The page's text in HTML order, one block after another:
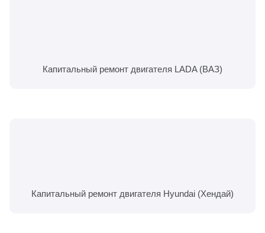
Капитальный ремонт двигателя LADA (ВАЗ)
Капитальный ремонт двигателя Hyundai (Хендай)